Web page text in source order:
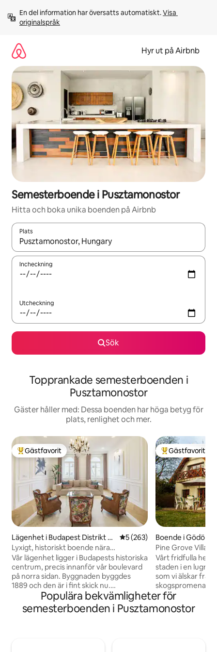
innehåll
En del information har översatts automatiskt. Visa
originalspråk
Hyr ut på Airbnb
Semesterboende i Pusztamonostor
Hitta och boka unika boenden på Airbnb
Plats
När resultaten är tillgängliga kan du navigera med upp- och
Incheckning
Utcheckning
Sök
Topprankade semesterboenden i
Pusztamonostor
Gäster håller med: Dessa boenden har höga betyg för
plats, renlighet och mer.
Populär gästfavorit
Gästfavorit
Lägenhet i Budapest Distrikt V
I.
5 av 5 i genomsnittligt
5 (263)
Lyxigt, historiskt boende nära
landmärken i Downtown
Vår lägenhet ligger i Budapests historiska
centrum, precis innanför vår boulevard
på norra sidan. Byggnaden byggdes
1889 och den är i fint skick nu.
Lägenheten har högsta kvalitet i alla
detaljer. Utrustning: Höghastighets Wifi,
Samsung Smart SUHD"65"tv (Netflix,
Populär
Gästfavorit
Boende i Gödöllő
Pine Grove Villa
Vårt fridfulla hem
staden i en lugn,
som vi älskar
minuter till fots.
har utsikt över
med tillgång till
Populära bekvämligheter för
semesterboenden i Pusztamonostor